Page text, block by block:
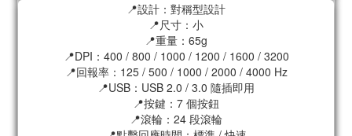
📍設計：對稱型設計
📍尺寸：小
📍重量：65g
📍DPI：400 / 800 / 1000 / 1200 / 1600 / 3200
📍回報率：125 / 500 / 1000 / 2000 / 4000 Hz
📍USB：USB 2.0 / 3.0 隨插即用
📍按鍵：7 個按鈕
📍滾輪：24 段滾輪